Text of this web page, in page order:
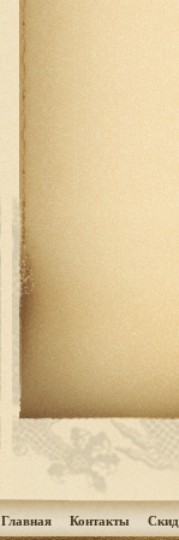
Главная Контакты